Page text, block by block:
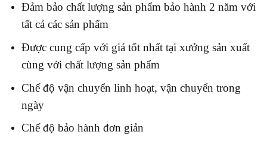
Đảm bảo chất lượng sản phẩm bảo hành 2 năm với
tất cả các sản phẩm
Được cung cấp với giá tốt nhất tại xưởng sản xuất
cùng với chất lượng sản phẩm
Chế độ vận chuyển linh hoạt, vận chuyển trong
ngày
Chế độ bảo hành đơn giản